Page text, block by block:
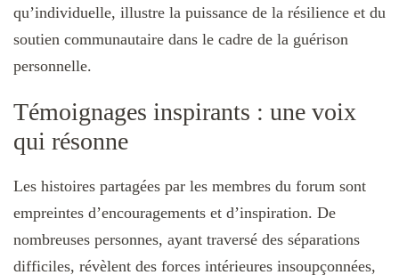
qu’individuelle, illustre la puissance de la résilience et du
soutien communautaire dans le cadre de la guérison
personnelle.
Témoignages inspirants : une voix
qui résonne
Les histoires partagées par les membres du forum sont
empreintes d’encouragements et d’inspiration. De
nombreuses personnes, ayant traversé des séparations
difficiles, révèlent des forces intérieures insoupçonnées,